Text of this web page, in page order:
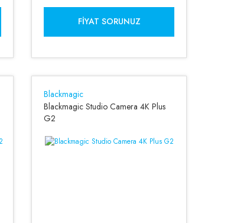
FIYAT SORUNUZ
Blackmagic
Blackmagic Studio Camera 4K Plus
G2